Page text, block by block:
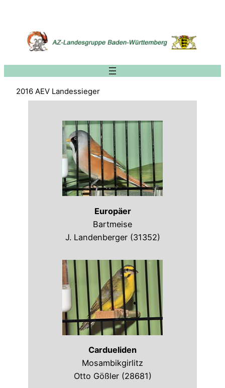
springen
2016 AEV Landessieger
Europäer
Bartmeise
J. Landenberger (31352)
Cardueliden
Mosambikgirlitz
Otto Gößler (28681)